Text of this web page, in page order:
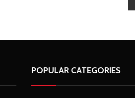
POPULAR CATEGORIES